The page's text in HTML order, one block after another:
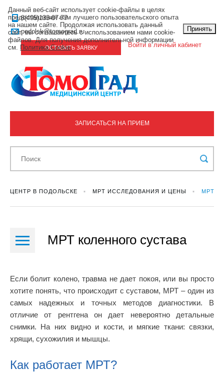
8(495)133-07-77
podolsk@tomograd.ru
ОСТАВИТЬ ЗАЯВКУ Войти в личный кабинет
ЗАПИСАТЬСЯ НА ПРИЕМ
ЦЕНТР В ПОДОЛЬСКЕ МРТ ИССЛЕДОВАНИЯ И ЦЕНЫ МРТ
МРТ коленного сустава
Если болит колено, травма не дает покоя, или вы просто
хотите понять, что происходит с суставом, МРТ – один из
самых надежных и точных методов диагностики. В
отличие от рентгена он дает невероятно детальные
снимки. На них видно и кости, и мягкие ткани: связки,
хрящи, сухожилия и мышцы.
Как работает МРТ?
Данный веб-сайт использует cookie-файлы в целях
предоставления вам лучшего пользовательского опыта
на нашем сайте. Продолжая использовать данный
сайт, вы соглашаетесь с использованием нами cookie-
файлов. Для получения дополнительной информации
см. Политика Cookie.
Принять